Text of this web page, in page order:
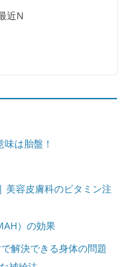
近N
は胎盤！
容皮膚科のビタミン注
）の効果
解決できる身体の問題